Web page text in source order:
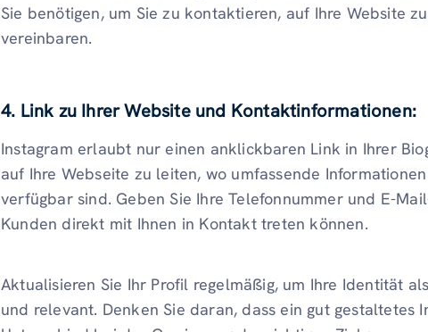
Sie benötigen, um Sie zu kontaktieren, auf Ihre Website
vereinbaren.
4. Link zu Ihrer Website und Kontaktinformationen:
Instagram erlaubt nur einen anklickbaren Link in Ihrer
auf Ihre Webseite zu leiten, wo umfassende
verfügbar sind. Geben Sie Ihre Telefonnummer und E-
Kunden direkt mit Ihnen in Kontakt treten können.
Aktualisieren Sie Ihr Profil regelmäßig, um Ihre Identität
und relevant. Denken Sie daran, dass ein gut gestaltetes